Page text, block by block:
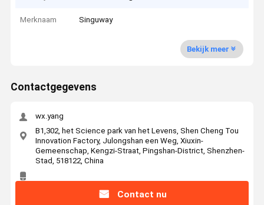
Merknaam Singuway
Bekijk meer
Contactgegevens
wx.yang
B1,302, het Science park van het Levens, Shen Cheng Tou
Innovation Factory, Julongshan een Weg, Xiuxin-
Gemeenschap, Kengzi-Straat, Pingshan-District, Shenzhen-
Stad, 518122, China
Contact nu